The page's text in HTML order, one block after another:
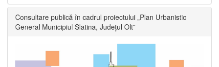
Consultare publică în cadrul proiectului „Plan Urbanistic
General Municipiul Slatina, Județul Olt”